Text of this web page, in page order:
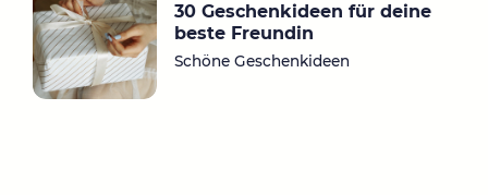
30 Geschenkideen für deine
beste Freundin
Schöne Geschenkideen